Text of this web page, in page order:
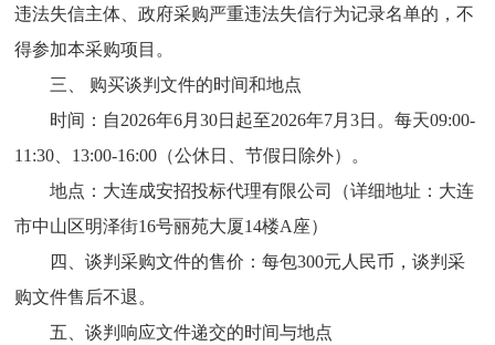
违法失信主体、政府采购严重违法失信行为记录名单的，不
得参加本采购项目。
三、 购买谈判文件的时间和地点
时间：自2026年6月30日起至2026年7月3日。每天09:00-
11:30、13:00-16:00（公休日、节假日除外）。
地点：大连成安招投标代理有限公司（详细地址：大连
市中山区明泽街16号丽苑大厦14楼A座）
四、谈判采购文件的售价：每包300元人民币，谈判采
购文件售后不退。
五、谈判响应文件递交的时间与地点